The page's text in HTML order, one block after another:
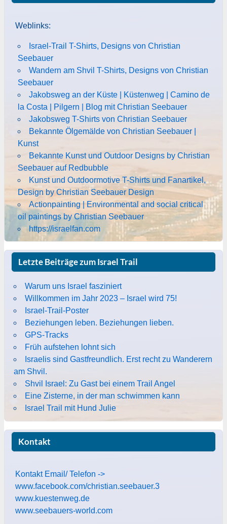
Weblinks:
Israel-Trail T-Shirts, Designs von Christian
Seebauer
Wandern am Shvil T-Shirts, Designs von Christian
Seebauer
Jakobsweg an der Küste | Küstenweg | Camino de
la Costa | Pilgern | Blog mit Christian Seebauer
Jakobsweg T-Shirts von Christian Seebauer
Bekannte Ölgemälde von Christian Seebauer |
Kunst
Bekannte Kunst und Outdoor Designs by Christian
Seebauer auf Redbubble
Kunst und Outdoormotive T-Shirts und Fanartikel,
Design by Christian Seebauer Design
Actionpainting | Environmental and social critical
oil paintings by Christian Seebauer
https://israelfan.com
Letzte Beiträge zum Israel Trail
Warum uns Israel fasziniert
Willkommen im Jahr 2023 – Israel wird 75!
Israel-Trail-Poster
Beziehungen leben. Beziehungen lieben.
GPS-Tracks
Früh aufstehen lohnt sich
Israelis sind Gastfreundlich. Erst recht zu Wanderern
am Shvil.
Shvil Israel: Zu Gast bei einem Trail Angel
Eine Zisterne, in der man schwimmen kann
Israel Trail mit Hund Julie
Kontakt
Kontakt Email/ Telefon ->
www.facebook.com/christian.seebauer.3
www.kuestenweg.de
www.seebauers-world.com